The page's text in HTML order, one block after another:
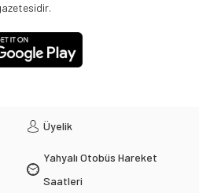
Üyelik
Yahyalı Otobüs Hareket
Saatleri